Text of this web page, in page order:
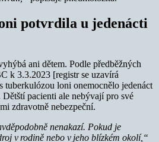
potvrdila u jedenácti
ani dětem. Podle předběžných
k 3.3.2023 [registr se uzavírá
tuberkulózou loni onemocnělo jedenáct
pacienti ale nebývají pro své
zdravotně nebezpeční.
nenakazí. Pokud je
v rodině nebo v jeho blízkém okolí,“